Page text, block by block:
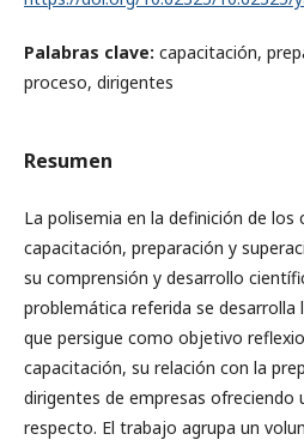
Palabras clave: capacitación,
proceso, dirigentes
Resumen
La polisemia en la definición de los
capacitación, preparación y
su comprensión y desarrollo
problemática referida se desarrolla
que persigue como objetivo
capacitación, su relación con la
dirigentes de empresas ofreciendo
respecto. El trabajo agrupa un